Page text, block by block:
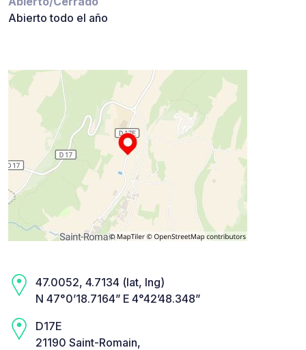
Abierto todo el año
47.0052, 4.7134 (lat, lng)
N 47°0’18.7164” E 4°42’48.348”
D17E
21190 Saint-Romain,